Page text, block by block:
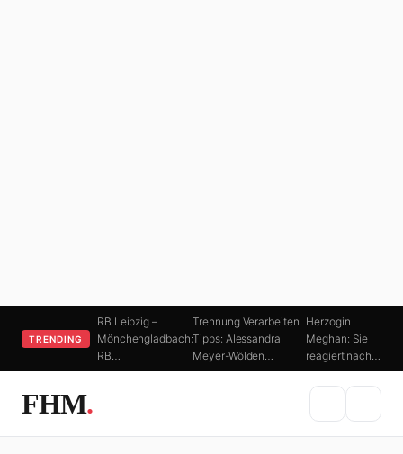
TRENDING
RB Leipzig –
Mönchengladbach:
RB…
Trennung Verarbeiten
Tipps: Alessandra
Meyer-Wölden…
Herzogin
Meghan: Sie
reagiert nach…
FHM.